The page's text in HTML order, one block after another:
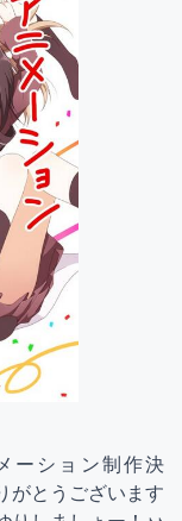
ーション制作決
がとうございます